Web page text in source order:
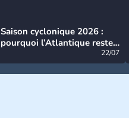
Saison cyclonique 2026 :
pourquoi l’Atlantique reste
22/07